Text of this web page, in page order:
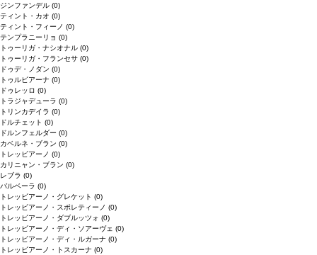
ジンファンデル (0)
ティント・カオ (0)
ティント・フィーノ (0)
テンプラニーリョ (0)
トゥーリガ・ナシオナル (0)
トゥーリガ・フランセサ (0)
ドゥデ・ノダン (0)
トゥルビアーナ (0)
ドゥレッロ (0)
トラジャデューラ (0)
トリンカデイラ (0)
ドルチェット (0)
ドルンフェルダー (0)
カベルネ・ブラン (0)
トレッビアーノ (0)
カリニャン・ブラン (0)
レブラ (0)
バルベーラ (0)
トレッビアーノ・グレケット (0)
トレッビアーノ・スポレティーノ (0)
トレッビアーノ・ダブルッツォ (0)
トレッビアーノ・ディ・ソアーヴェ (0)
トレッビアーノ・ディ・ルガーナ (0)
トレッビアーノ・トスカーナ (0)